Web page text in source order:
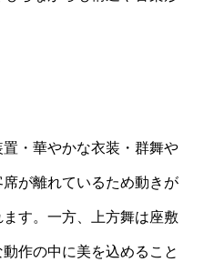
・華やかな衣装・群舞や
が離れているため動きが
す。一方、上方舞は座敷
作の中に美を込めること